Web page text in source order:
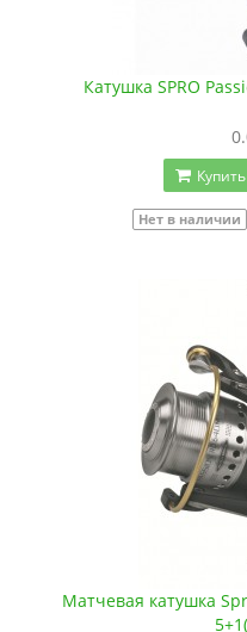
Катушка SPRO
Купить
Нет в наличии
Матчевая катушка